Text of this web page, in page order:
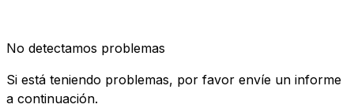
No detectamos problemas
Si está teniendo problemas, por favor envíe un informe
a continuación.